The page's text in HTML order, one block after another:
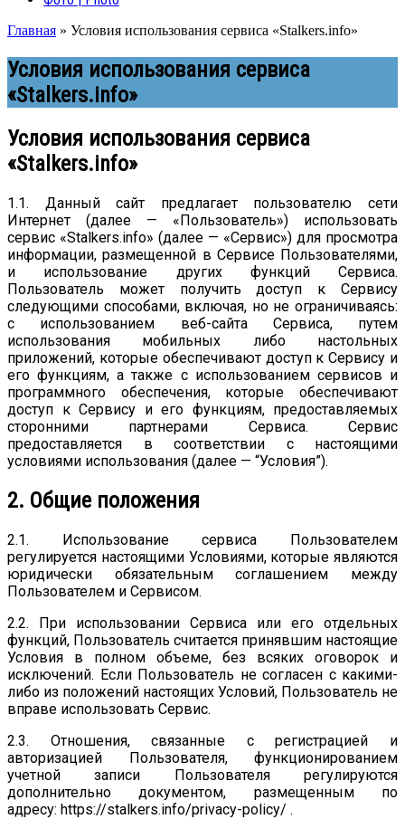
Главная » Условия использования сервиса «Stalkers.info»
Условия использования сервиса
«Stalkers.info»
Условия использования сервиса
«Stalkers.info»
1.1. Данный сайт предлагает пользователю сети
Интернет (далее — «Пользователь») использовать
сервис «Stalkers.info» (далее — «Сервис») для просмотра
информации, размещенной в Сервисе Пользователями,
и использование других функций Сервиса.
Пользователь может получить доступ к Сервису
следующими способами, включая, но не ограничиваясь:
с использованием веб-сайта Сервиса, путем
использования мобильных либо настольных
приложений, которые обеспечивают доступ к Сервису и
его функциям, а также с использованием сервисов и
программного обеспечения, которые обеспечивают
доступ к Сервису и его функциям, предоставляемых
сторонними партнерами Сервиса. Сервис
предоставляется в соответствии с настоящими
условиями использования (далее — “Условия”).
2. Общие положения
2.1. Использование сервиса Пользователем
регулируется настоящими Условиями, которые являются
юридически обязательным соглашением между
Пользователем и Сервисом.
2.2. При использовании Сервиса или его отдельных
функций, Пользователь считается принявшим настоящие
Условия в полном объеме, без всяких оговорок и
исключений. Если Пользователь не согласен с какими-
либо из положений настоящих Условий, Пользователь не
вправе использовать Сервис.
2.3. Отношения, связанные с регистрацией и
авторизацией Пользователя, функционированием
учетной записи Пользователя регулируются
дополнительно документом, размещенным по
адресу: https://stalkers.info/privacy-policy/ .